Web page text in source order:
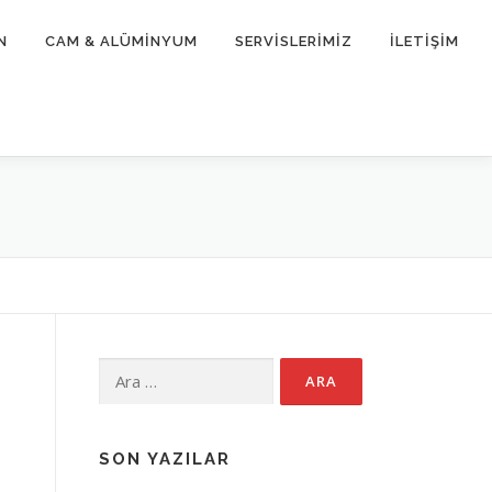
CAM & ALÜMİNYUM SERVİSLERİMİZ İLETİŞİM
SON YAZILAR